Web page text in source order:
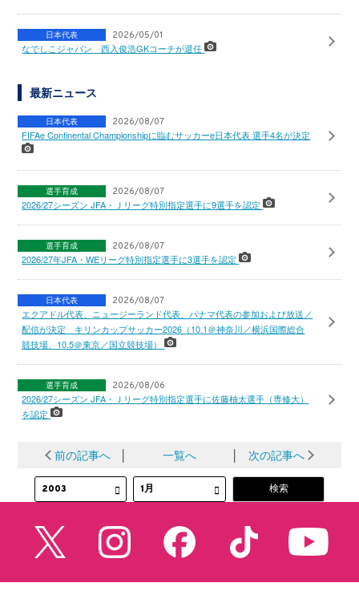
日本代表 2026/05/01
なでしこジャパン 西入俊浩GKコーチが退任
最新ニュース
日本代表 2026/08/07
FIFAe Continental Championshipに臨むサッカーe日本代表 選手4名が決定
選手育成 2026/08/07
2026/27シーズン JFA・Ｊリーグ特別指定選手に9選手を認定
選手育成 2026/08/07
2026/27年JFA・WEリーグ特別指定選手に3選手を認定
日本代表 2026/08/07
エクアドル代表、ニュージーランド代表、パナマ代表の参加および放送／
配信が決定 キリンカップサッカー2026（10.1＠神奈川／横浜国際総合
競技場、10.5＠東京／国立競技場）
選手育成 2026/08/06
2026/27シーズン JFA・Ｊリーグ特別指定選手に佐藤柚太選手（専修大）
を認定
前の記事へ │ 一覧へ │ 次の記事へ